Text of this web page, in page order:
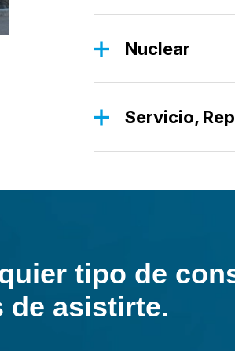
Descubra más
sector de la
Descubra
Nuclear
sector nuclear,
una fiabilidad sin
Servicio,
Descubras